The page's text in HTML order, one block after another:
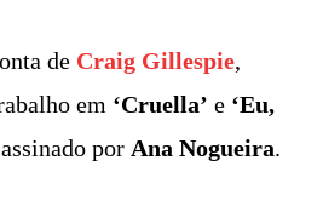
de Craig Gillespie,
em ‘Cruella’ e ‘Eu,
por Ana Nogueira.